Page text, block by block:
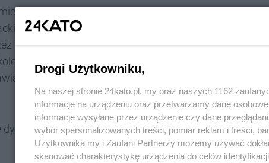
po tym, jak odsłonięto na bocznej ścianie jego
mural przedstawiający Zbigniewa Wodeckiego.
lata tę ścianę, to trzeba przyznać, że Zbyszek też robi
z inną ciekawostką hotelu -
do katowickiej moderny, które można
dysponował 42 pokojami. Co ciekawe, nawiązano w
Drogi Użytkowniku,
Na naszej stronie 24kato.pl, my oraz naszych 1162
informacje na urządzeniu oraz przetwarzamy dane
informacje wysyłane przez urządzenie czy dane
wybór spersonalizowanych treści, pomiar reklam i treści,
Użytkownika my i Zaufani Partnerzy możemy używać
skanować charakterystykę urządzenia do celów